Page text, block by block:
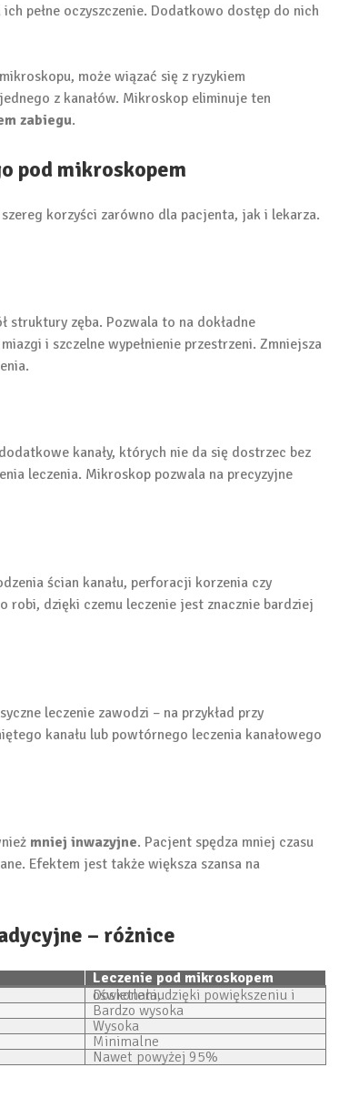
pełne oczyszczenie. Dodatkowo dostęp do nich
może wiązać się z ryzykiem
z kanałów. Mikroskop eliminuje ten
zabiegu.
pod mikroskopem
korzyści zarówno dla pacjenta, jak i lekarza.
struktury zęba. Pozwala to na dokładne
i szczelne wypełnienie przestrzeni. Zmniejsza
kanały, których nie da się dostrzec bez
leczenia. Mikroskop pozwala na precyzyjne
ścian kanału, perforacji korzenia czy
robi, dzięki czemu leczenie jest znacznie bardziej
leczenie zawodzi – na przykład przy
kanału lub powtórnego leczenia kanałowego
mniej inwazyjne. Pacjent spędza mniej czasu
Efektem jest także większa szansa na
– różnice
Leczenie pod mikroskopem
Doskonała, dzięki powiększeniu i oświetleniu
Bardzo wysoka
Wysoka
Minimalne
Nawet powyżej 95%